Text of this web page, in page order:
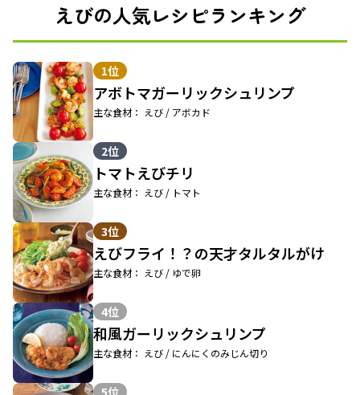
えびの人気レシピランキング
1位
アボトマガーリックシュリンプ
主な食材： えび / アボカド
2位
トマトえびチリ
主な食材： えび / トマト
3位
えびフライ！？の天才タルタルがけ
主な食材： えび / ゆで卵
4位
和風ガーリックシュリンプ
主な食材： えび / にんにくのみじん切り